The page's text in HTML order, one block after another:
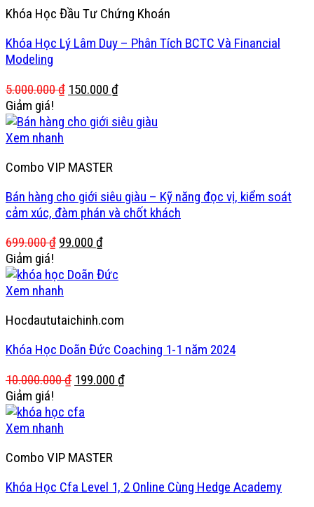
Khóa Học Đầu Tư Chứng Khoán
Khóa Học Lý Lâm Duy – Phân Tích BCTC Và Financial
Modeling
5.000.000₫ Giá
là:
150.000 ₫Giá
tại
Giảm giá!
Xem nhanh
Combo VIP MASTER
Bán hàng cho giới siêu giàu – Kỹ năng đọc vị, kiểm soát
cảm xúc, đàm phán và chốt khách
699.000₫ Giá
là:
699.000 ₫.
99.000 ₫Giá
tại
Giảm giá!
Xem nhanh
Hocdaututaichinh.com
Khóa Học Doãn Đức Coaching 1-1 năm 2024
10.000.000₫ Giá
là:
199.000 ₫Giá
Giảm giá!
Xem nhanh
Combo VIP MASTER
Khóa Học Cfa Level 1, 2 Online Cùng Hedge Academy